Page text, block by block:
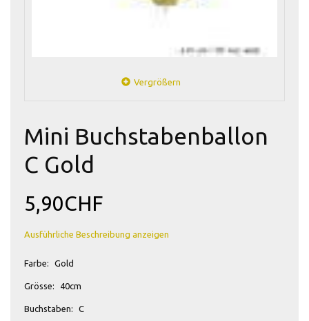
Vergrößern
Mini Buchstabenballon
C Gold
5,90CHF
Ausführliche Beschreibung anzeigen
Farbe: Gold
Grösse: 40cm
Buchstaben: C